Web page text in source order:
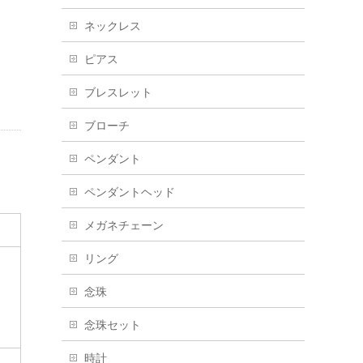
ネックレス
ピアス
ブレスレット
ブローチ
ペンダント
ペンダントヘッド
メガネチェーン
リング
念珠
念珠セット
時計